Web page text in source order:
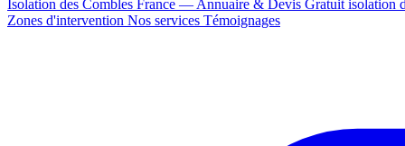
Isolation des Combles France — Annuaire & Devis Gratuit isolation
Zones d'intervention Nos services Témoignages